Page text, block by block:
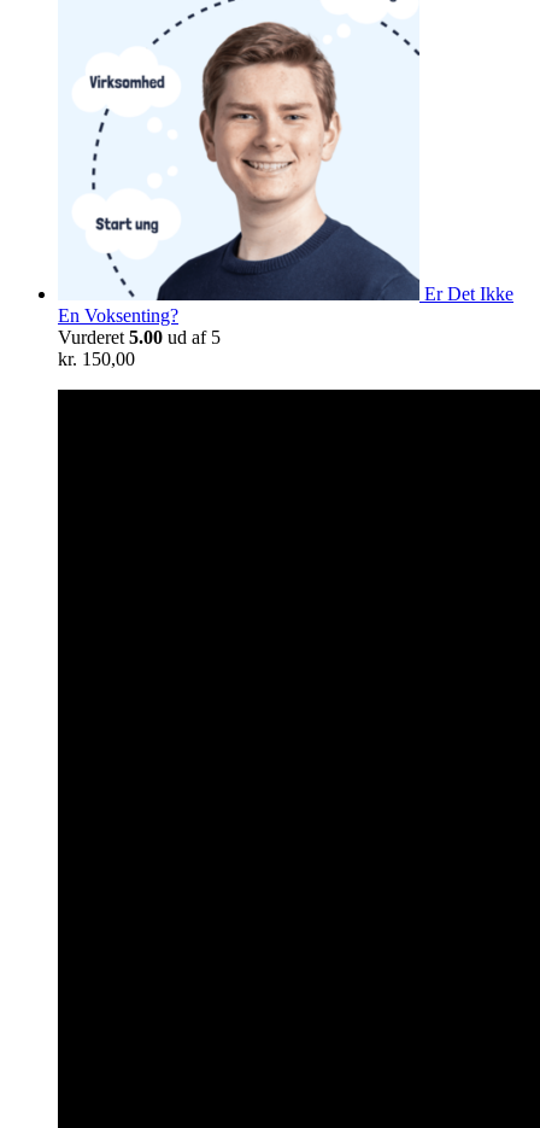
Er Det Ikke
En Voksenting?
Vurderet 5.00 ud af 5
kr. 150,00